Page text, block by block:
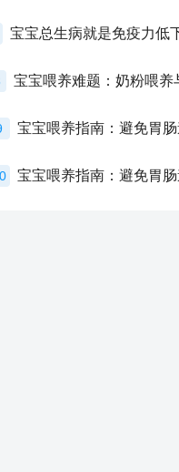
宝宝喂养指南：避免胃
宝宝喂养指南：避免胃